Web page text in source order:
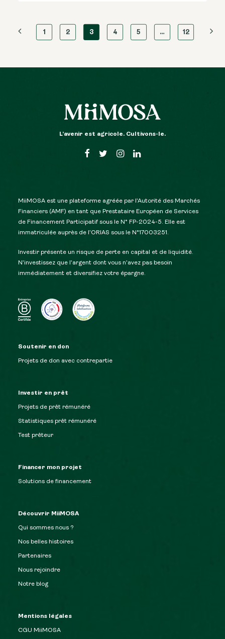
1 2 3 4 5 … 12
L’avenir est agricole. Cultivons-le.
MiiMOSA est une plateforme agréée par l’Autorité des Marchés
Financiers (AMF) en tant que Prestataire Européen de Services
de Financement Participatif sous le N° FP-2024-5. Elle est
immatriculée auprès de l’ORIAS sous le N°17003251.
Investir présente un risque de perte en capital et de liquidité.
N’investissez que l’argent dont vous n’avez pas besoin
immédiatement et diversifiez votre épargne.
Soutenir en don
Projets de don avec contrepartie
Investir en prêt
Projets de prêt rémunéré
Statistiques prêt rémunéré
Test prêteur
Financer mon projet
Solutions de financement
Découvrir MiiMOSA
Qui sommes nous ?
Nos belles histoires
Partenaires
Nous rejoindre
Notre blog
Mentions légales
CGU MiiMOSA